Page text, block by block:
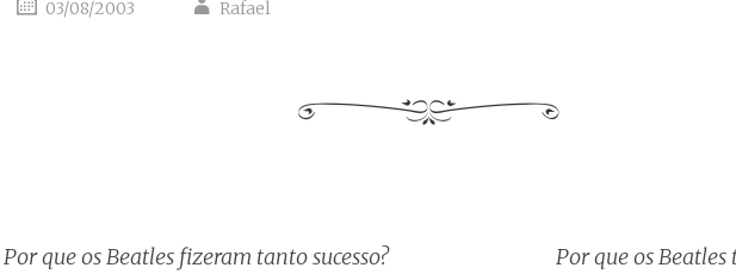
03/08/2003 Rafael
Por que os Beatles fizeram tanto sucesso? Por que os